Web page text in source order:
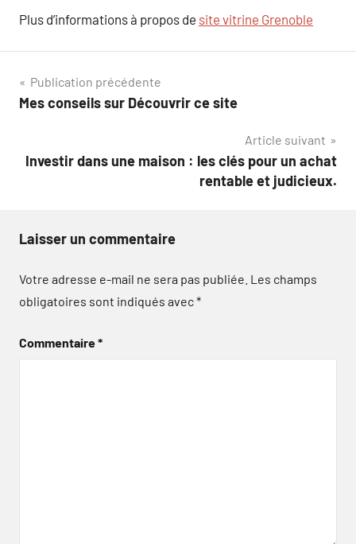
Plus d’informations à propos de site vitrine Grenoble
Navigation
de
Publication précédente
Mes conseils sur Découvrir ce site
Article suivant
Investir dans une maison : les clés pour un achat
rentable et judicieux.
Laisser un commentaire
Votre adresse e-mail ne sera pas publiée. Les champs
obligatoires sont indiqués avec*
Commentaire*